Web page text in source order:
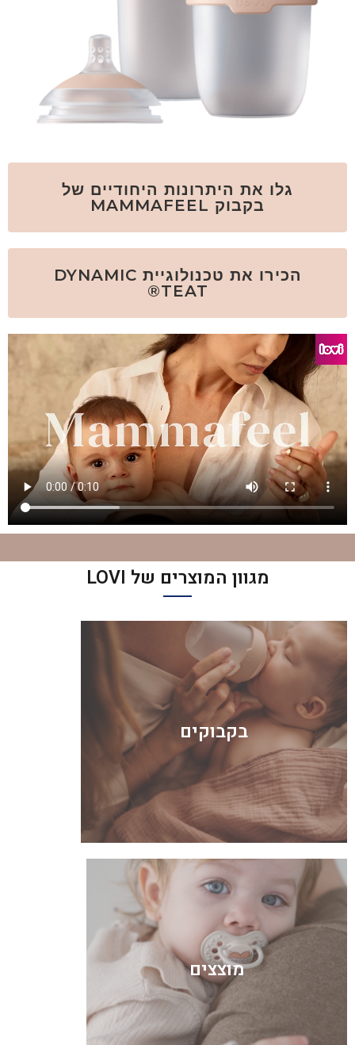
גלו את היתרונות היחודיים של
בקבוק MAMMAFEEL
הכירו את טכנולוגיית DYNAMIC
TEAT®
מגוון המוצרים של LOVI
בקבוקים
מוצצים